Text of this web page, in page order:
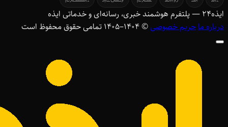
ایذه۲۴ — پلتفرم هوشمند خبری، رسانه‌ای و خدماتی ایذه
درباره ماحریم خصوصی© ۱۴۰۴–1405 تمامی حقوق محفوظ است